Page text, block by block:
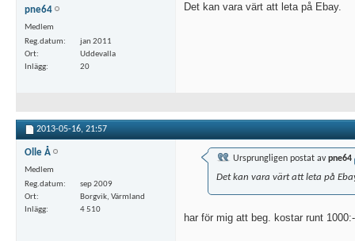
pne64
Medlem
Reg.datum
jan 2011
Ort
Uddevalla
Inlägg
20
Det kan vara värt att leta på Ebay.
2013-05-16, 21:57
Olle Å
Medlem
Reg.datum
sep 2009
Ort
Borgvik, Värmland
Inlägg
4 510
Ursprungligen postat avpne64
Det kan vara värt att leta på
har för mig att beg. kostar runt 1000:-